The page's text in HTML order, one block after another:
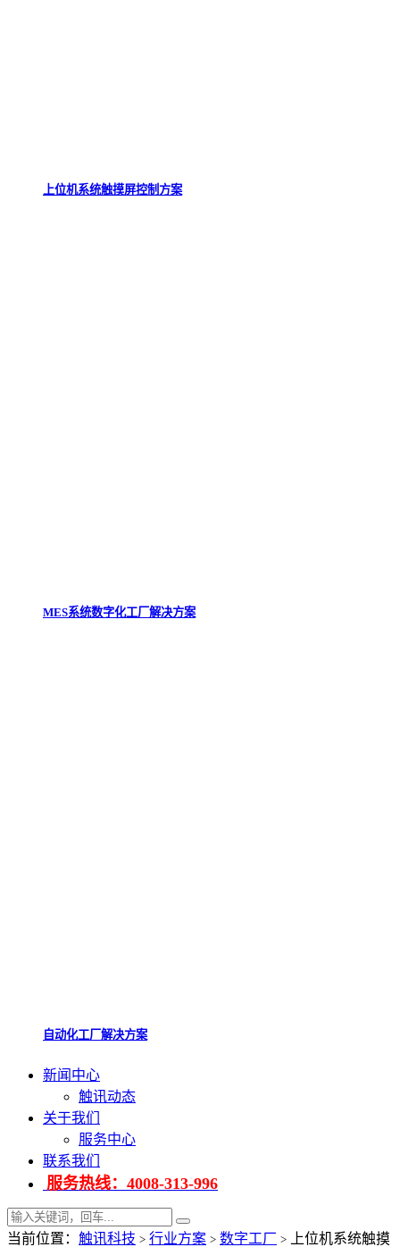
上位机系统触摸屏控制方案
MES系统数字化工厂解决方案
自动化工厂解决方案
新闻中心
触讯动态
关于我们
服务中心
联系我们
服务热线：4008-313-996
当前位置： 触讯科技 > 行业方案 > 数字工厂 > 上位机系统触摸